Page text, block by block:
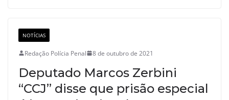
NOTÍCIAS
Redação Polícia Penal 8 de outubro de 2021
Deputado Marcos Zerbini
“CCJ” disse que prisão especial